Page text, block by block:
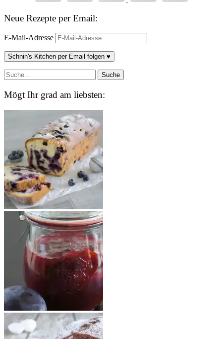
Neue Rezepte per Email:
E-Mail-Adresse
Schnin's Kitchen per Email folgen ♥
Mögt Ihr grad am liebsten: